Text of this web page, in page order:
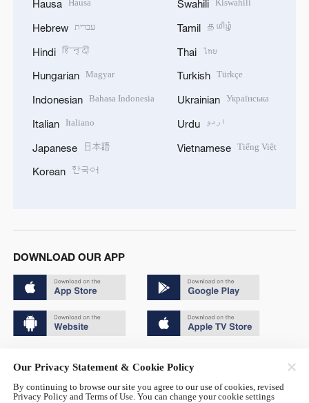
Hausa
Hebrew עברית
Hindi हिन्दी
Hungarian Magyar
Indonesian Bahasa Indonesia
Italian Italiano
Japanese 日本語
Korean 한국어
Swahili
Tamil தமிழ்
Thai ไทย
Turkish Türkçe
Ukrainian Українська
Urdu اردو
Vietnamese Tiếng Việt
DOWNLOAD OUR APP
Our Privacy Statement & Cookie Policy
By continuing to browse our site you agree to our use of cookies, revised
Privacy Policy and Terms of Use. You can change your cookie settings